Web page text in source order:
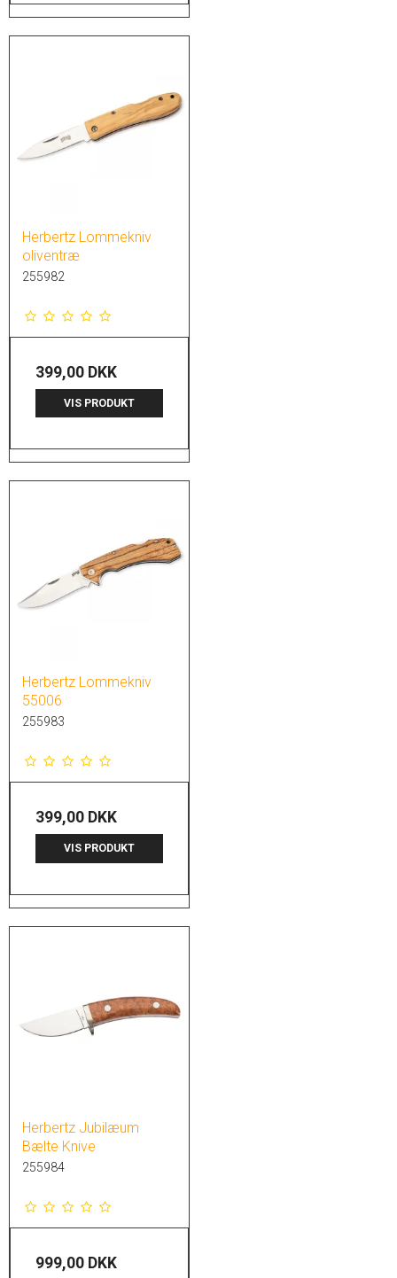
Herbertz Lommekniv
oliventræ
255982
399,00 DKK
VIS PRODUKT
Herbertz Lommekniv
55006
255983
399,00 DKK
VIS PRODUKT
Herbertz Jubilæum
Bælte Knive
255984
999,00 DKK